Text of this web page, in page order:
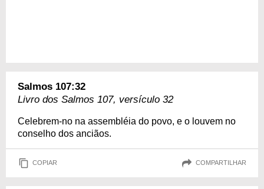
Salmos 107:32
Livro dos Salmos 107, versículo 32
Celebrem-no na assembléia do povo, e o louvem no
conselho dos anciãos.
COPIAR COMPARTILHAR